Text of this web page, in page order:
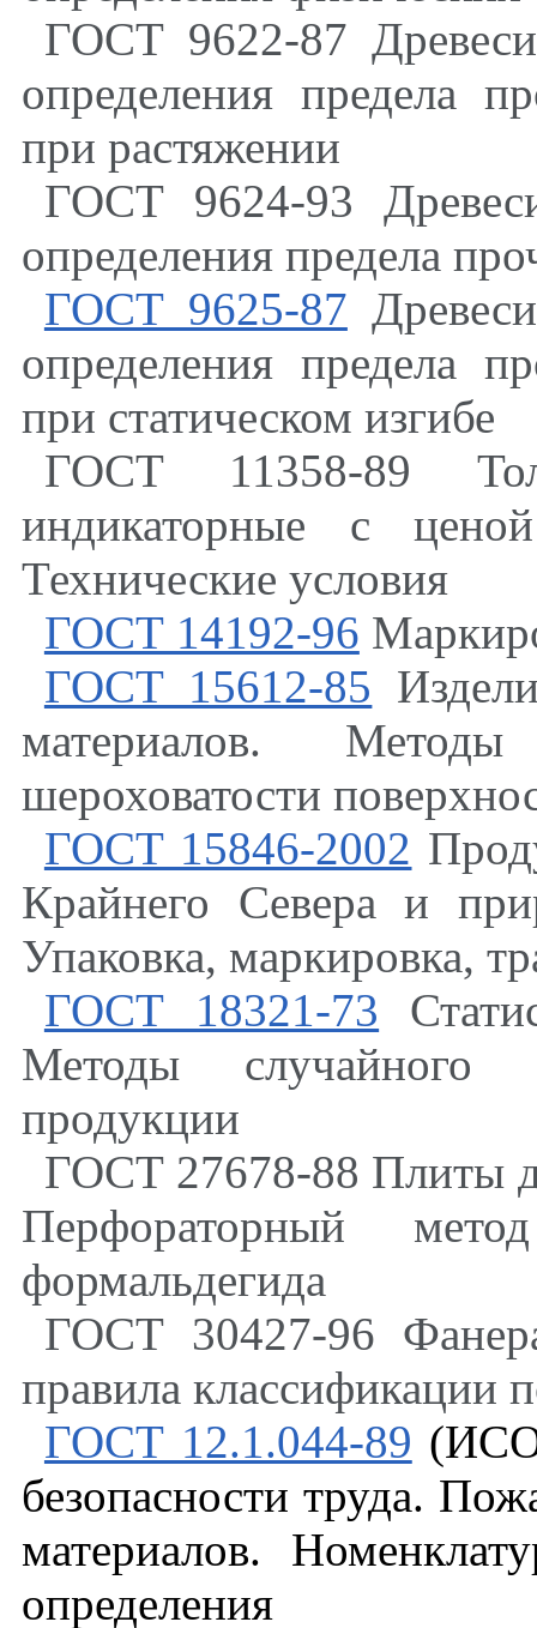
ГОСТ 9622-87
определения предела
при растяжении
ГОСТ 9624-93
определения предела
ГОСТ 9625-87
определения предела
при статическом изгибе
ГОСТ 11358-89
индикаторные с
Технические условия
ГОСТ 14192-96
ГОСТ 15612-85
материалов. Методы
шероховатости
ГОСТ 15846-2002
Крайнего Севера и
Упаковка, маркировка,
ГОСТ 18321-73
Методы случайного
продукции
ГОСТ 27678-88 Плиты
Перфораторный
формальдегида
ГОСТ 30427-96
правила классификации
ГОСТ 12.1.044-89 (ИСО
безопасности труда.
материалов.
определения